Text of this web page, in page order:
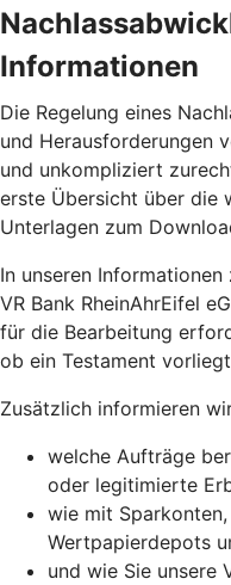
Informationen
Die Regelung eines
und Herausforderungen
und unkompliziert
erste Übersicht über die
Unterlagen zum
In unseren
VR Bank RheinAhrEifel
für die Bearbeitung
ob ein Testament
Zusätzlich informieren
welche Aufträge
oder legitimierte
wie mit
Wertpapierdepots
und wie Sie unsere